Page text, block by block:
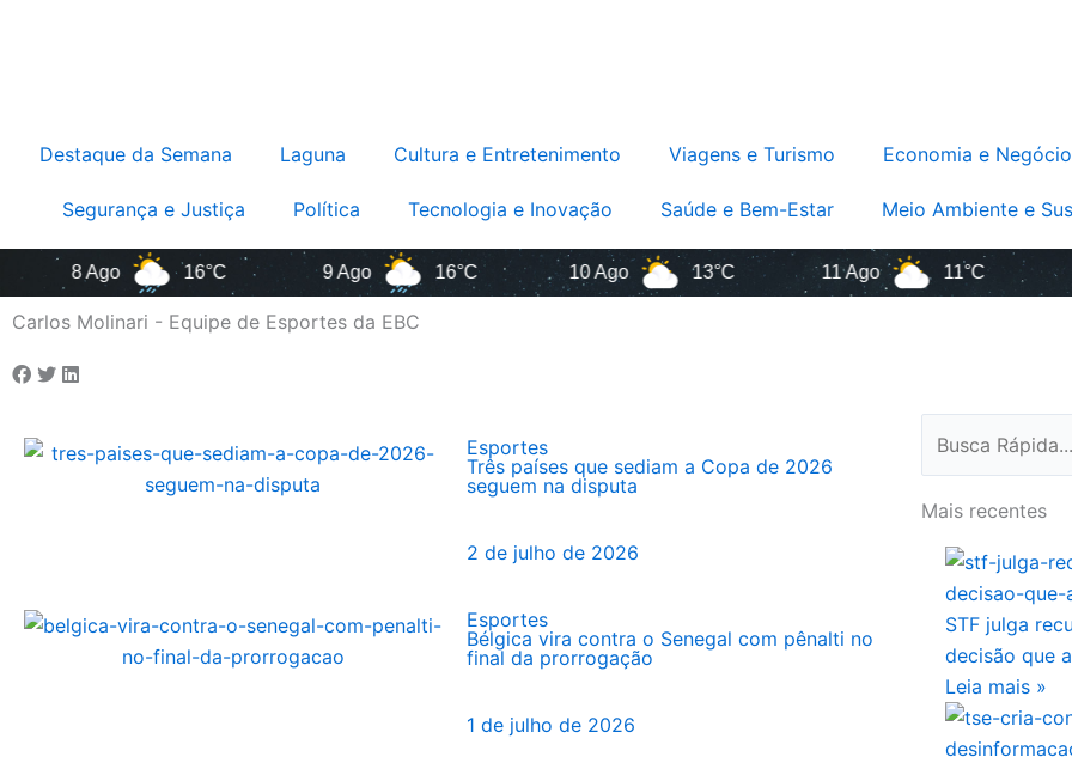
Destaque da Semana Laguna Cultura e Entretenimento Viagens e Turismo Economia e
Segurança e Justiça Política Tecnologia e Inovação Saúde e Bem-Estar Meio Ambiente e
16°C 9 Ago 16°C 10 Ago 13°C 11 Ago 11°C 12
Carlos Molinari - Equipe de Esportes da EBC
Esportes
Três países que sediam a Copa de 2026
seguem na disputa
2 de julho de 2026
Esportes
Bélgica vira contra o Senegal com pênalti no
final da prorrogação
1 de julho de 2026
Mais recentes
STF julga
decisão que
Leia mais »